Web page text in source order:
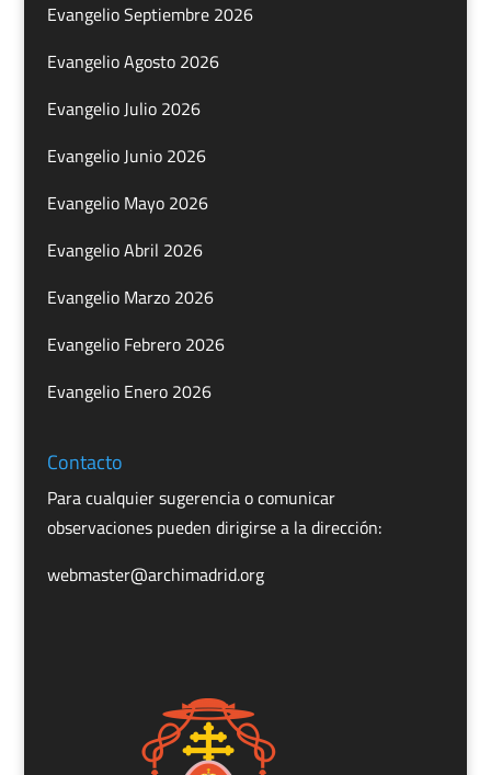
Evangelio Septiembre 2026
Evangelio Agosto 2026
Evangelio Julio 2026
Evangelio Junio 2026
Evangelio Mayo 2026
Evangelio Abril 2026
Evangelio Marzo 2026
Evangelio Febrero 2026
Evangelio Enero 2026
Contacto
Para cualquier sugerencia o comunicar
observaciones pueden dirigirse a la dirección:
webmaster@archimadrid.org